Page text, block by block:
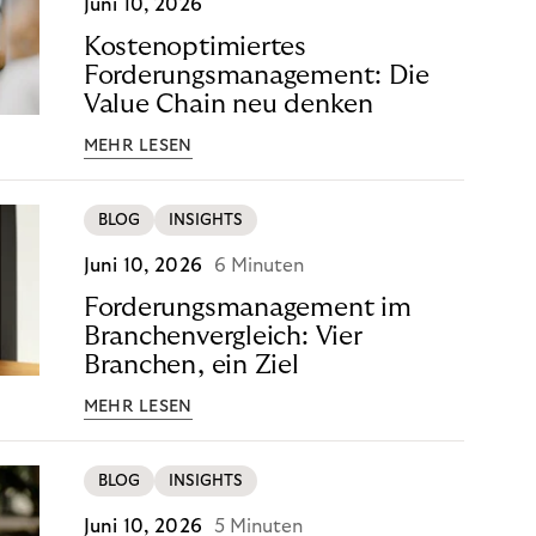
Juni 10, 2026
Kostenoptimiertes
Forderungsmanagement: Die
Value Chain neu denken
MEHR LESEN
BLOG INSIGHTS
Juni 10, 2026 6 Minuten
Forderungsmanagement im
Branchenvergleich: Vier
Branchen, ein Ziel
MEHR LESEN
BLOG INSIGHTS
Juni 10, 2026 5 Minuten